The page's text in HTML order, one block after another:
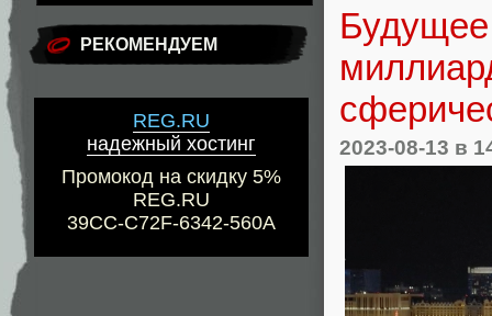
РЕКОМЕНДУЕМ
REG.RU
надежный хостинг
Промокод на скидку 5%
REG.RU
39CC-C72F-6342-560A
2023-08-13 в